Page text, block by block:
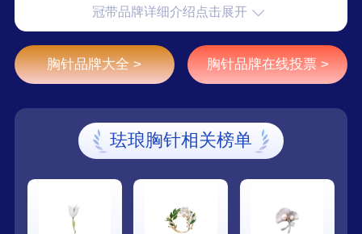
冠带品牌详细介绍点击展开
胸针品牌大全 > 胸针品牌在线投票 >
珐琅胸针相关榜单